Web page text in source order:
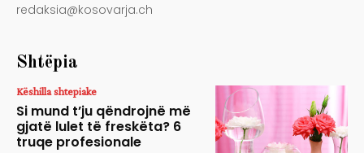
redaksia@kosovarja.ch
Shtëpia
Këshilla shtepiake
Si mund t’ju qëndrojnë më
gjatë lulet të freskëta? 6
truqe profesionale